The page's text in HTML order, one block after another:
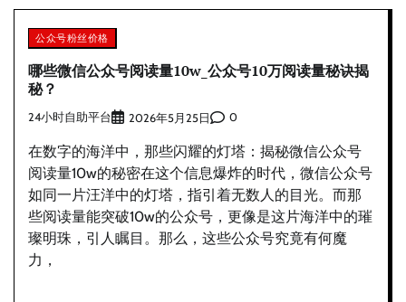
公众号粉丝价格
哪些微信公众号阅读量10w_公众号10万阅读量秘诀揭
秘？
24小时自助平台 2026年5月25日 0
在数字的海洋中，那些闪耀的灯塔：揭秘微信公众号
阅读量10w的秘密在这个信息爆炸的时代，微信公众号
如同一片汪洋中的灯塔，指引着无数人的目光。而那
些阅读量能突破10w的公众号，更像是这片海洋中的璀
璨明珠，引人瞩目。那么，这些公众号究竟有何魔
力，